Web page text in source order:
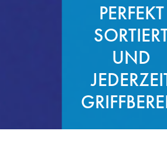
PERFEKT
UND